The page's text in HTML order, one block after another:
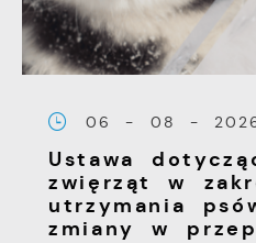
06 - 08 -
Ustawa
zwięrząt w
utrzymania
zmiany w